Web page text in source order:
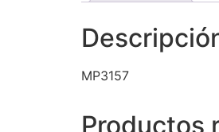
MP3157
Productos